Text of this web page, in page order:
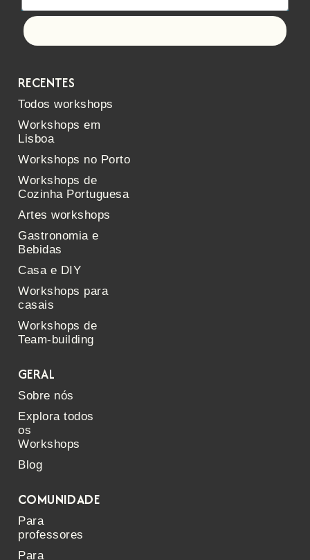
RECENTES
Todos workshops
Workshops em
Lisboa
Workshops no Porto
Workshops de
Cozinha Portuguesa
Artes workshops
Gastronomia e
Bebidas
Casa e DIY
Workshops para
casais
Workshops de
Team-building
GERAL
Sobre nós
Explora todos
os
Workshops
Blog
COMUNIDADE
Para
professores
Para